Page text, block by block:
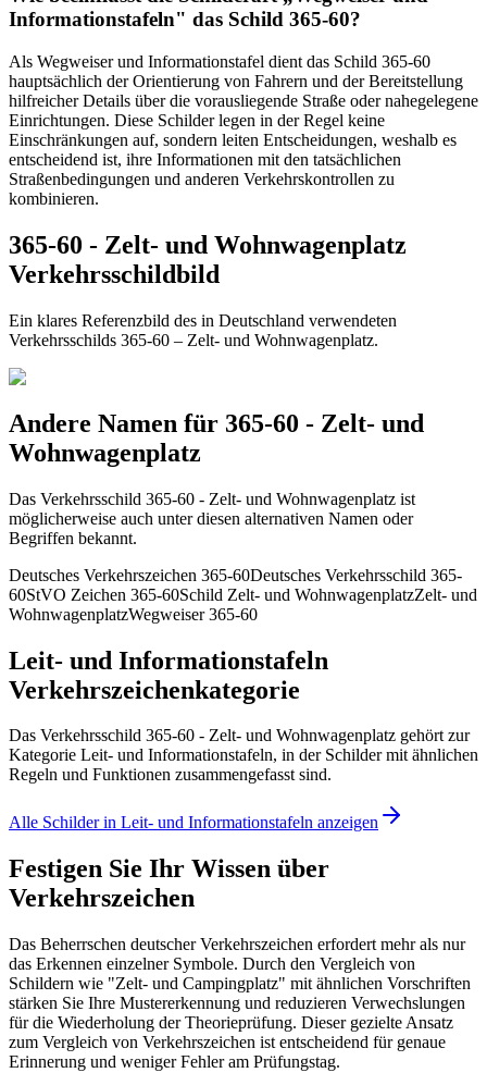
Informationstafeln" das Schild 365-60?
Als Wegweiser und Informationstafel dient das Schild 365-60
hauptsächlich der Orientierung von Fahrern und der Bereitstellung
hilfreicher Details über die vorausliegende Straße oder nahegelegene
Einrichtungen. Diese Schilder legen in der Regel keine
Einschränkungen auf, sondern leiten Entscheidungen, weshalb es
entscheidend ist, ihre Informationen mit den tatsächlichen
Straßenbedingungen und anderen Verkehrskontrollen zu
kombinieren.
365-60 - Zelt- und Wohnwagenplatz
Verkehrsschildbild
Ein klares Referenzbild des in Deutschland verwendeten
Verkehrsschilds 365-60 – Zelt- und Wohnwagenplatz.
Andere Namen für 365-60 - Zelt- und
Wohnwagenplatz
Das Verkehrsschild 365-60 - Zelt- und Wohnwagenplatz ist
möglicherweise auch unter diesen alternativen Namen oder
Begriffen bekannt.
Deutsches Verkehrszeichen 365-60Deutsches Verkehrsschild 365-
60StVO Zeichen 365-60Schild Zelt- und WohnwagenplatzZelt- und
WohnwagenplatzWegweiser 365-60
Leit- und Informationstafeln
Verkehrszeichenkategorie
Das Verkehrsschild 365-60 - Zelt- und Wohnwagenplatz gehört zur
Kategorie Leit- und Informationstafeln, in der Schilder mit ähnlichen
Regeln und Funktionen zusammengefasst sind.
Alle Schilder in Leit- und Informationstafeln anzeigen
Festigen Sie Ihr Wissen über
Verkehrszeichen
Das Beherrschen deutscher Verkehrszeichen erfordert mehr als nur
das Erkennen einzelner Symbole. Durch den Vergleich von
Schildern wie "Zelt- und Campingplatz" mit ähnlichen Vorschriften
stärken Sie Ihre Mustererkennung und reduzieren Verwechslungen
für die Wiederholung der Theorieprüfung. Dieser gezielte Ansatz
zum Vergleich von Verkehrszeichen ist entscheidend für genaue
Erinnerung und weniger Fehler am Prüfungstag.